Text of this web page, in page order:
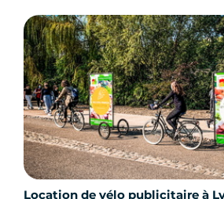
Location de vélo publicitaire à